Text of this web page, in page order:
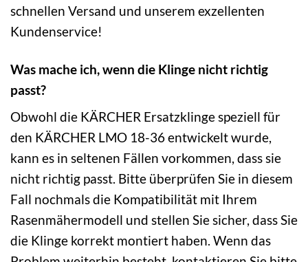
schnellen Versand und unserem exzellenten
Kundenservice!
Was mache ich, wenn die Klinge nicht richtig
passt?
Obwohl die KÄRCHER Ersatzklinge speziell für
den KÄRCHER LMO 18-36 entwickelt wurde,
kann es in seltenen Fällen vorkommen, dass sie
nicht richtig passt. Bitte überprüfen Sie in diesem
Fall nochmals die Kompatibilität mit Ihrem
Rasenmähermodell und stellen Sie sicher, dass Sie
die Klinge korrekt montiert haben. Wenn das